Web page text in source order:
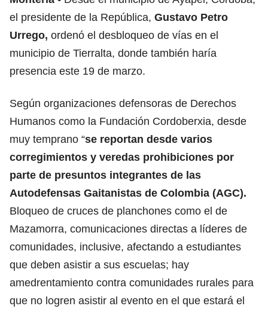
el presidente de la República, Gustavo Petro
Urrego, ordenó el desbloqueo de vías en el
municipio de Tierralta, donde también haría
presencia este 19 de marzo.
Según organizaciones defensoras de Derechos
Humanos como la Fundación Cordoberxia, desde
muy temprano “se reportan desde varios
corregimientos y veredas prohibiciones por
parte de presuntos integrantes de las
Autodefensas Gaitanistas de Colombia (AGC).
Bloqueo de cruces de planchones como el de
Mazamorra, comunicaciones directas a líderes de
comunidades, inclusive, afectando a estudiantes
que deben asistir a sus escuelas; hay
amedrentamiento contra comunidades rurales para
que no logren asistir al evento en el que estará el